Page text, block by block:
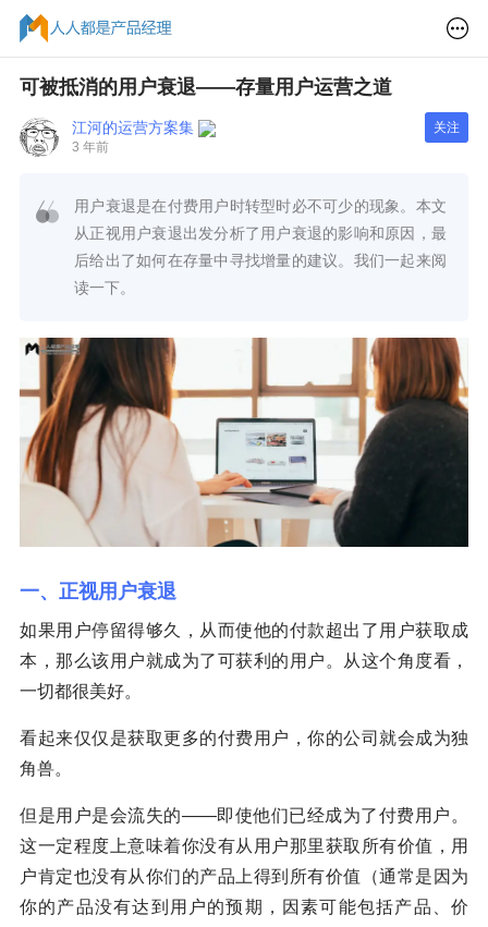
可被抵消的用户衰退——存量用户运营之道
江河的运营方案集
3 年前
关注
用户衰退是在付费用户时转型时必不可少的现象。本文
从正视用户衰退出发分析了用户衰退的影响和原因，最
后给出了如何在存量中寻找增量的建议。我们一起来阅
读一下。
一、正视用户衰退
如果用户停留得够久，从而使他的付款超出了用户获取成
本，那么该用户就成为了可获利的用户。从这个角度看，
一切都很美好。
看起来仅仅是获取更多的付费用户，你的公司就会成为独
角兽。
但是用户是会流失的——即使他们已经成为了付费用户。
这一定程度上意味着你没有从用户那里获取所有价值，用
户肯定也没有从你们的产品上得到所有价值（通常是因为
你的产品没有达到用户的预期，因素可能包括产品、价